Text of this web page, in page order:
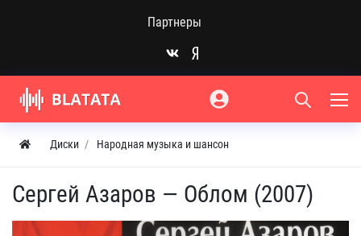
Партнеры
Диски Народная музыка и шансон
Сергей Азаров — Облом (2007)